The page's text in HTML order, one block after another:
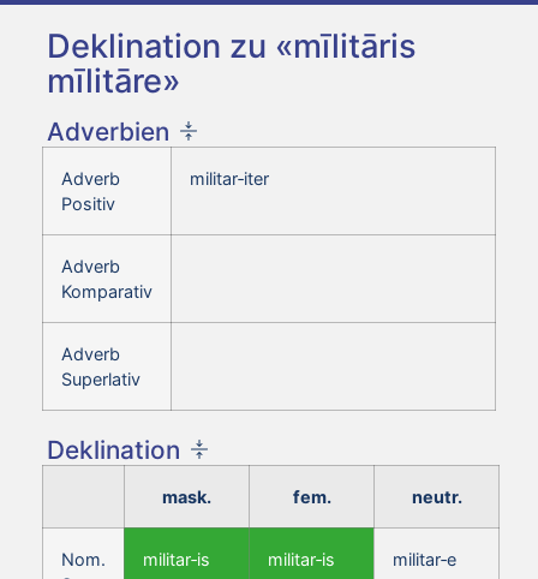
Deklination zu «mīlitāris
mīlitāre»
Adverbien
Adverb
Positiv
militar‑iter
Adverb
Komparativ
Adverb
Superlativ
Deklination
mask. fem. neutr.
Nom.
militar‑is militar‑is militar‑e